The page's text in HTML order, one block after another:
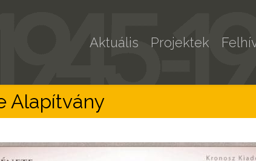
Aktuális Projektek
Alapítvány